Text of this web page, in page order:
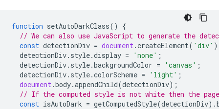
function setAutoDarkClass()
{
// We can also use JavaScript to generate the
const detectionDiv = document.createElement( 'div'
detectionDiv. style.display = 'none' ;
detectionDiv. style.backgroundColor = 'canvas' ;
detectionDiv. style.colorScheme = 'light' ;
document.body.appendChild(detectionDiv);
// If the computed style is not white then the
const isAutoDark = getComputedStyle(detectionDiv).